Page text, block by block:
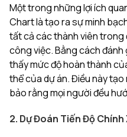
Một trong những lợi ích
Chart là tạo ra sự minh
tất cả các thành viên trong
công việc. Bằng cách
thấy mức độ hoàn thành
thể của dự án. Điều này
bảo rằng mọi người đều
2. Dự Đoán Tiến Độ Chính